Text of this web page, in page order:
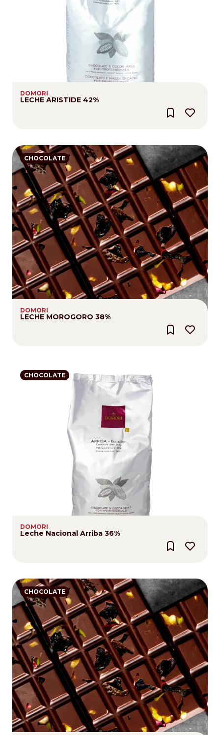
DOMORI
LECHE ARISTIDE 42%
CHOCOLATE
DOMORI
LECHE MOROGORO 38%
CHOCOLATE
DOMORI
Leche Nacional Arriba 36%
CHOCOLATE